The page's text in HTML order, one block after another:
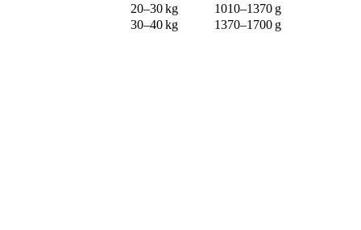
20–30 kg
1010–1370 g
30–40 kg
1370–1700 g